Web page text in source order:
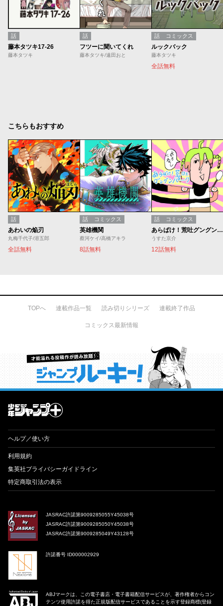
話
藤本タツキ17-26
藤本タツキ
話
フツーに聞いてくれ
藤本タツキ/遠田おと
話 コミックス
ルックバック
藤本タツキ
全話無料
こちらもおすすめ
話
あわいの焔刃
丸梅千代子/溶五郎
全話無料
話 コミックス
英雄機関
蔡河ケイ/高橋アキラ
8話無料
話 コミックス
あらばけ！荒吐グングンパーク
うすた京介
12話無料
TOPへ 連載作品一覧 読み切りシリーズ 連載終了作品
コミックス最新情報
才能溢れる投稿作が読み放題！ ジャンプルーキー！
ヘルプ／使い方
利用規約
集英社プライバシーガイドライン
特定商取引法の表示
JASRAC許諾第9009285055Y45038号
JASRAC許諾第9009285050Y45038号
JASRAC許諾第9009285049Y43128号
許諾番号 ID000002929
ABJマークは、この電子書店・電子書籍配信サービスが、著作権者からコン
テンツ使用許諾を得た正規版配信サービスであることを示す登録商標(登録